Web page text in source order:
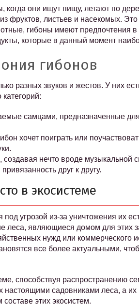
когда они ищут пищу, летают по
фруктов, листьев и насекомых. Это
гибоны имеют предпочтения
которые в данный момент
гибонов
разных звуков и жестов. У них
самцами, предназначенные
хочет поиграть или
создавая нечто вроде музыкальной
друг к другу.
в экосистеме
угрозой из-за уничтожения их
леса, являющиеся домом для этих
нужд или коммерческого
все более актуальными,
способствуя распространению
настоящими садовниками леса, а их
этих экосистем.